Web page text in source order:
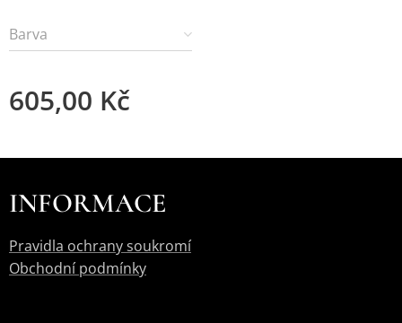
Barva
605,00 Kč
INFORMACE
Pravidla ochrany soukromí
Obchodní podmínky